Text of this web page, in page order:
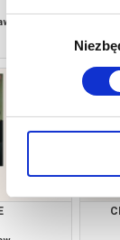
Wybór